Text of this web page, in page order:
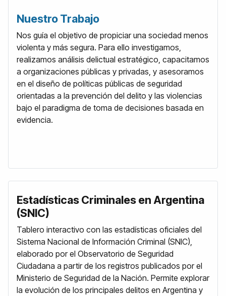
Nuestro Trabajo
Nos guía el objetivo de propiciar una sociedad menos
violenta y más segura. Para ello investigamos,
realizamos análisis delictual estratégico, capacitamos
a organizaciones públicas y privadas, y asesoramos
en el diseño de políticas públicas de seguridad
orientadas a la prevención del delito y las violencias
bajo el paradigma de toma de decisiones basada en
evidencia.
Estadísticas Criminales en Argentina
(SNIC)
Tablero interactivo con las estadísticas oficiales del
Sistema Nacional de Información Criminal (SNIC),
elaborado por el Observatorio de Seguridad
Ciudadana a partir de los registros publicados por el
Ministerio de Seguridad de la Nación. Permite explorar
la evolución de los principales delitos en Argentina y